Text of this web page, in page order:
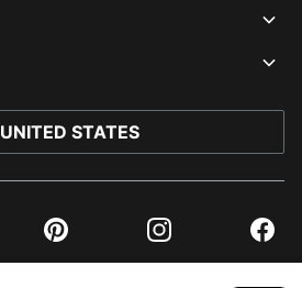
UNITED STATES
Pinterest Instagram